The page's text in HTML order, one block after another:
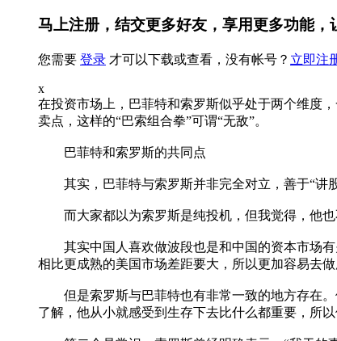
马上注册，结交更多好友，享用更多功能，
您需要 登录 才可以下载或查看，没有帐号？ 立即注
x
在投资市场上，巴菲特和索罗斯似乎处于两个维度
卖点，这样的“巴索组合拳”可谓“无敌”。
巴菲特和索罗斯的共同点
其实，巴菲特与索罗斯并非完全对立，善于“讲股
而大家都以为索罗斯是纯投机，但我觉得，他也
其实中国人喜欢做波段也是和中国的资本市场有
相比更成熟的美国市场差距要大，所以更加容易去
但是索罗斯与巴菲特也有非常一致的地方存在。
了解，他从小就感受到生存下去比什么都重要，所